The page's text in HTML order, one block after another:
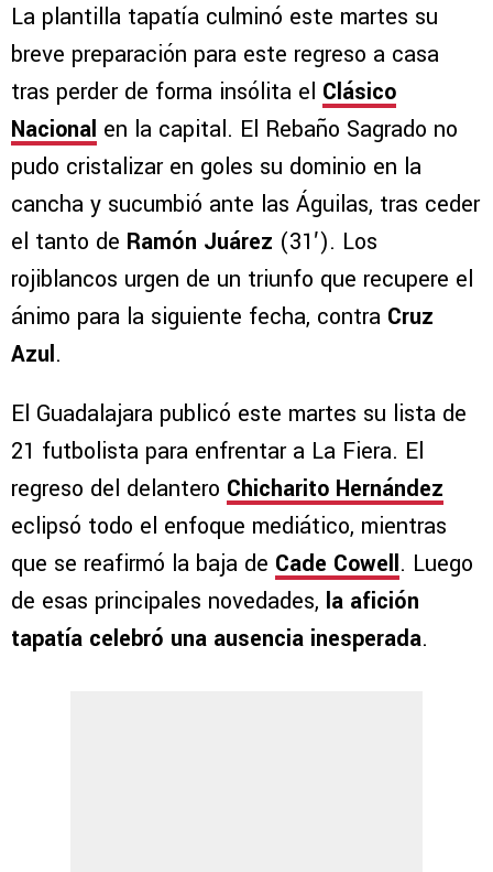
La plantilla tapatía culminó este martes su
breve preparación para este regreso a casa
tras perder de forma insólita el Clásico
Nacional en la capital. El Rebaño Sagrado no
pudo cristalizar en goles su dominio en la
cancha y sucumbió ante las Águilas, tras ceder
el tanto de Ramón Juárez (31′). Los
rojiblancos urgen de un triunfo que recupere el
ánimo para la siguiente fecha, contra Cruz
Azul.
El Guadalajara publicó este martes su lista de
21 futbolista para enfrentar a La Fiera. El
regreso del delantero Chicharito Hernández
eclipsó todo el enfoque mediático, mientras
que se reafirmó la baja de Cade Cowell. Luego
de esas principales novedades, la afición
tapatía celebró una ausencia inesperada.